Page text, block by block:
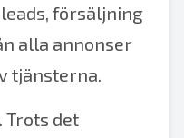
försäljning
alla annonser
tjänsterna.
det